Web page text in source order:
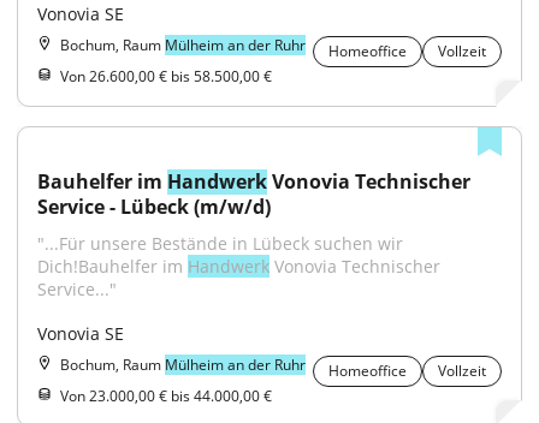
Vonovia SE
Bochum, Raum Mülheim an der Ruhr Homeoffice
Vollzeit
Von 26.600,00 € bis 58.500,00 €
Bauhelfer im Handwerk Vonovia Technischer
Service - Lübeck (m/w/d)
"...Für unsere Bestände in Lübeck suchen wir
Dich!Bauhelfer im Handwerk Vonovia Technischer
Service..."
Vonovia SE
Bochum, Raum Mülheim an der Ruhr Homeoffice
Vollzeit
Von 23.000,00 € bis 44.000,00 €